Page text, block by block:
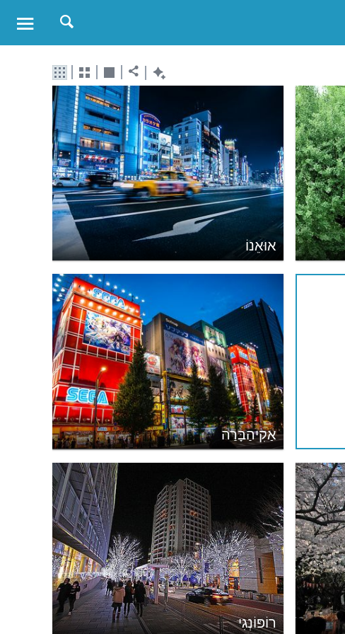
אוּאֵנוֹ
אַקִיהַבָּרַה
רוֹפּוֹנְגִי